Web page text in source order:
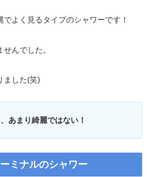
でよく見るタイプのシャワーです！
んでした。
ました(笑)
あまり綺麗ではない！
ミナルのシャワー